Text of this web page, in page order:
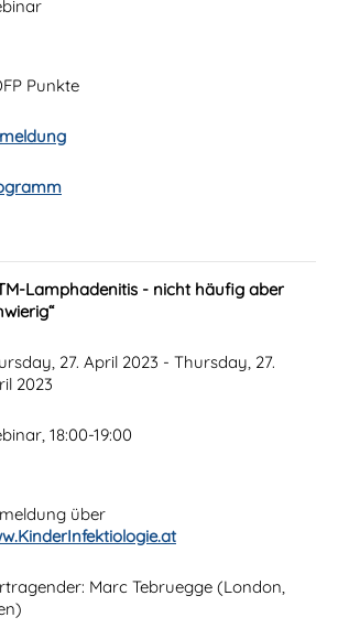
Punkte
Lamphadenitis - nicht häufig aber
27. April 2023 - Thursday, 27.
2023
18:00-19:00
über
Marc Tebruegge (London,